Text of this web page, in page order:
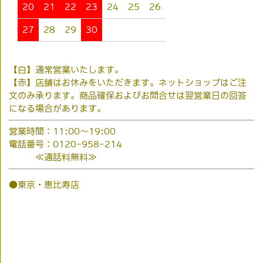
20 21 22 23 24 25 26
27 28 29 30
【白】通常営業いたします。
【赤】店舗はお休みをいただきます。ネットショップはご注
文のみ承ります。商品確保およびお問合せは翌営業日の回答
になる場合があります。
営業時間：11:00～19:00
電話番号：0120-958-214
≪通話料無料≫
●東京・恵比寿店